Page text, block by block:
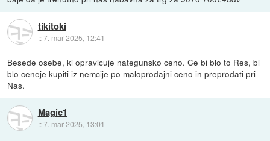
tikitoki
::7. mar 2025, 12:41
Besede osebe, ki opravicuje nategunsko ceno. Ce bi blo to Res, bi
blo ceneje kupiti iz nemcije po maloprodajni ceno in preprodati pri
Nas.
Magic1
::7. mar 2025, 13:01